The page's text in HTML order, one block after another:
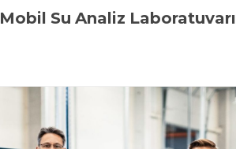
Mobil Su Analiz Laboratuvarı